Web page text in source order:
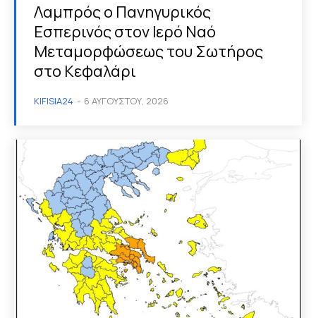
Λαμπρός ο Πανηγυρικός
Εσπερινός στον Ιερό Ναό
Μεταμορφώσεως του Σωτήρος
στο Κεφαλάρι
KIFISIA24 - 6 ΑΥΓΟΎΣΤΟΥ, 2026